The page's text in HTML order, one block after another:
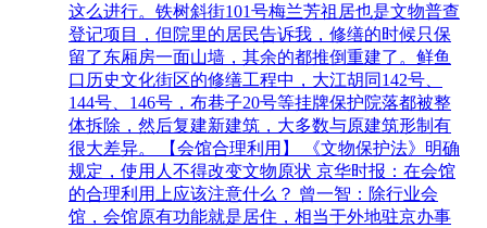
这么进行。铁树斜街101号梅兰芳祖居也是文物普查
登记项目，但院里的居民告诉我，修缮的时候只保
留了东厢房一面山墙，其余的都推倒重建了。鲜鱼
口历史文化街区的修缮工程中，大江胡同142号、
144号、146号，布巷子20号等挂牌保护院落都被整
体拆除，然后复建新建筑，大多数与原建筑形制有
很大差异。 【会馆合理利用】 《文物保护法》明确
规定，使用人不得改变文物原状 京华时报：在会馆
的合理利用上应该注意什么？ 曾一智：除行业会
馆，会馆原有功能就是居住，相当于外地驻京办事